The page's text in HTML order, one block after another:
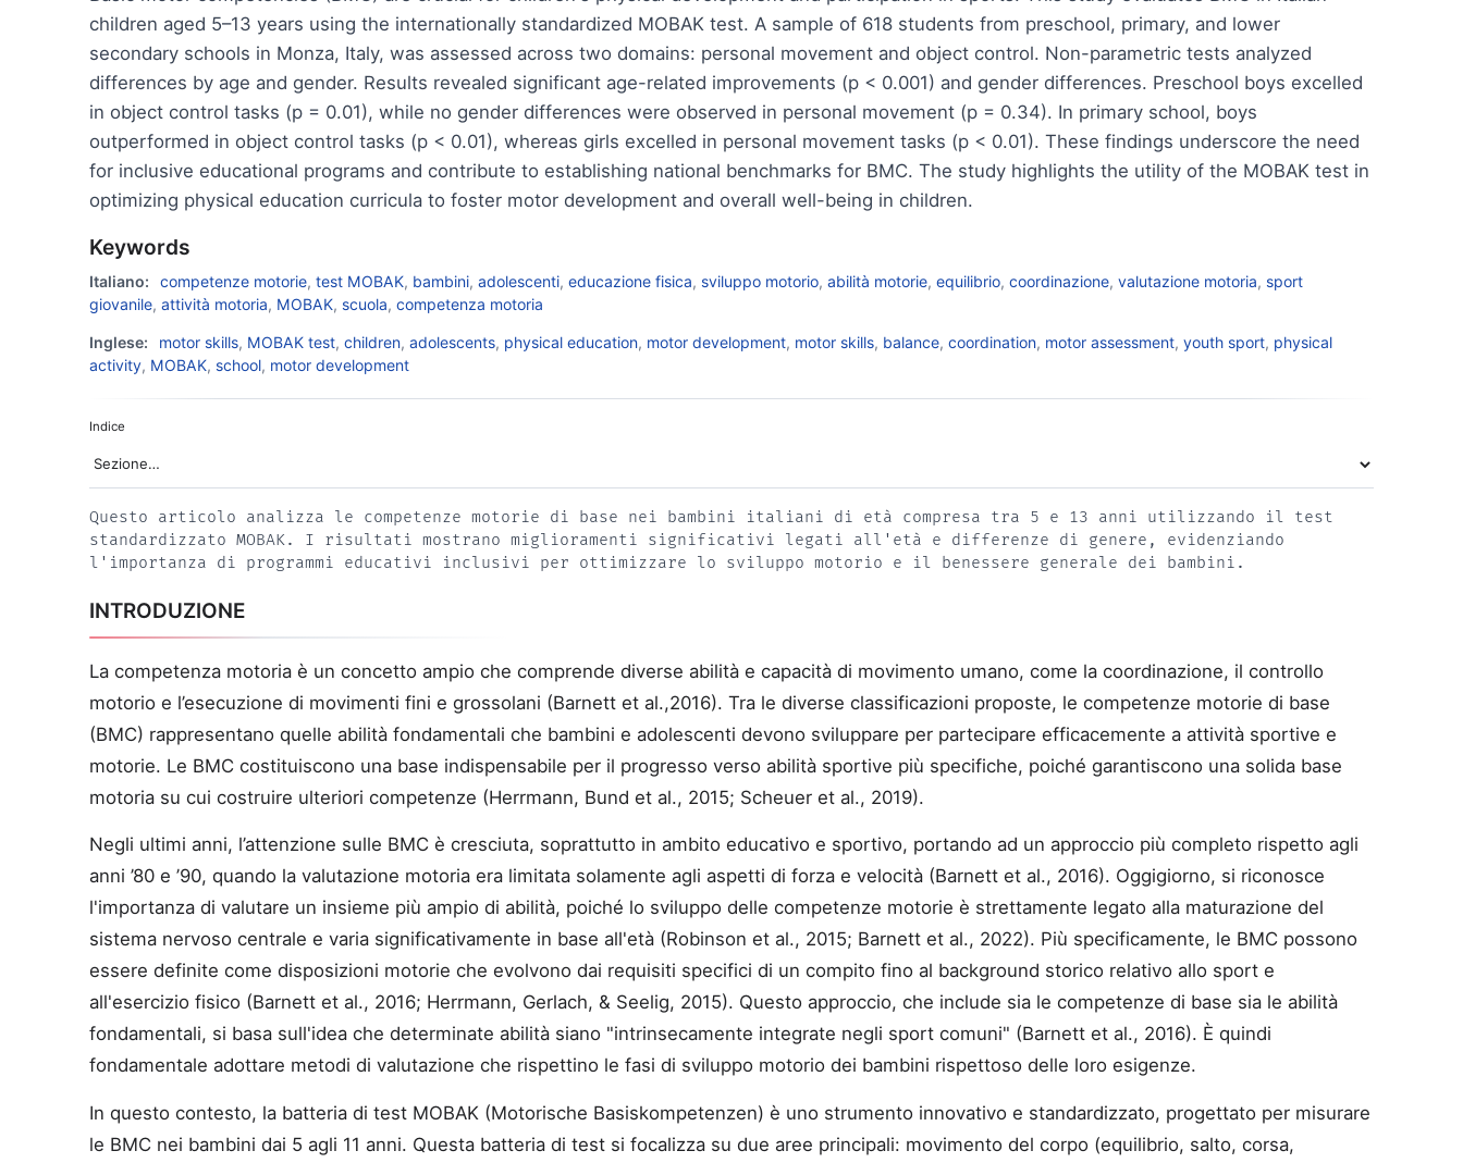
children aged 5–13 years using the internationally standardized MOBAK test. A sample of 618 students from preschool, primary, and lower
secondary schools in Monza, Italy, was assessed across two domains: personal movement and object control. Non-parametric tests analyzed
differences by age and gender. Results revealed significant age-related improvements (p < 0.001) and gender differences. Preschool boys excelled
in object control tasks (p = 0.01), while no gender differences were observed in personal movement (p = 0.34). In primary school, boys
outperformed in object control tasks (p < 0.01), whereas girls excelled in personal movement tasks (p < 0.01). These findings underscore the need
for inclusive educational programs and contribute to establishing national benchmarks for BMC. The study highlights the utility of the MOBAK test in
optimizing physical education curricula to foster motor development and overall well-being in children.
Keywords
Italiano: competenze motorie, test MOBAK, bambini, adolescenti, educazione fisica, sviluppo motorio, abilità motorie, equilibrio, coordinazione, valutazione motoria, sport
giovanile, attività motoria, MOBAK, scuola, competenza motoria
Inglese: motor skills, MOBAK test, children, adolescents, physical education, motor development, motor skills, balance, coordination, motor assessment, youth sport, physical
activity, MOBAK, school, motor development
Indice
Questo articolo analizza le competenze motorie di base nei bambini italiani di età compresa tra 5 e 13 anni utilizzando il test
standardizzato MOBAK. I risultati mostrano miglioramenti significativi legati all'età e differenze di genere, evidenziando
l'importanza di programmi educativi inclusivi per ottimizzare lo sviluppo motorio e il benessere generale dei bambini.
INTRODUZIONE
La competenza motoria è un concetto ampio che comprende diverse abilità e capacità di movimento umano, come la coordinazione, il controllo
motorio e l’esecuzione di movimenti fini e grossolani (Barnett et al.,2016). Tra le diverse classificazioni proposte, le competenze motorie di base
(BMC) rappresentano quelle abilità fondamentali che bambini e adolescenti devono sviluppare per partecipare efficacemente a attività sportive e
motorie. Le BMC costituiscono una base indispensabile per il progresso verso abilità sportive più specifiche, poiché garantiscono una solida base
motoria su cui costruire ulteriori competenze (Herrmann, Bund et al., 2015; Scheuer et al., 2019).
Negli ultimi anni, l’attenzione sulle BMC è cresciuta, soprattutto in ambito educativo e sportivo, portando ad un approccio più completo rispetto agli
anni ’80 e ’90, quando la valutazione motoria era limitata solamente agli aspetti di forza e velocità (Barnett et al., 2016). Oggigiorno, si riconosce
l'importanza di valutare un insieme più ampio di abilità, poiché lo sviluppo delle competenze motorie è strettamente legato alla maturazione del
sistema nervoso centrale e varia significativamente in base all'età (Robinson et al., 2015; Barnett et al., 2022). Più specificamente, le BMC possono
essere definite come disposizioni motorie che evolvono dai requisiti specifici di un compito fino al background storico relativo allo sport e
all'esercizio fisico (Barnett et al., 2016; Herrmann, Gerlach, & Seelig, 2015). Questo approccio, che include sia le competenze di base sia le abilità
fondamentali, si basa sull'idea che determinate abilità siano "intrinsecamente integrate negli sport comuni" (Barnett et al., 2016). È quindi
fondamentale adottare metodi di valutazione che rispettino le fasi di sviluppo motorio dei bambini rispettoso delle loro esigenze.
In questo contesto, la batteria di test MOBAK (Motorische Basiskompetenzen) è uno strumento innovativo e standardizzato, progettato per misurare
le BMC nei bambini dai 5 agli 11 anni. Questa batteria di test si focalizza su due aree principali: movimento del corpo (equilibrio, salto, corsa,